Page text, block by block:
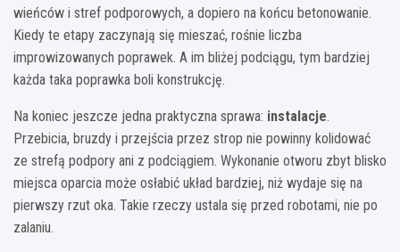
wieńców i stref podporowych, a dopiero na końcu betonowanie.
Kiedy te etapy zaczynają się mieszać, rośnie liczba
improwizowanych poprawek. A im bliżej podciągu, tym bardziej
każda taka poprawka boli konstrukcję.
Na koniec jeszcze jedna praktyczna sprawa: instalacje.
Przebicia, bruzdy i przejścia przez strop nie powinny kolidować
ze strefą podpory ani z podciągiem. Wykonanie otworu zbyt blisko
miejsca oparcia może osłabić układ bardziej, niż wydaje się na
pierwszy rzut oka. Takie rzeczy ustala się przed robotami, nie po
zalaniu.